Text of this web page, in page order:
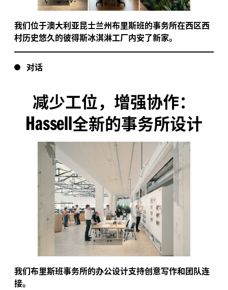
我们位于澳大利亚昆士兰州布里斯班的事务所在西区西
村历史悠久的彼得斯冰淇淋工厂内安了新家。
对话
减少工位，增强协作：
Hassell全新的事务所设计
我们布里斯班事务所的办公设计支持创意写作和团队连
接。